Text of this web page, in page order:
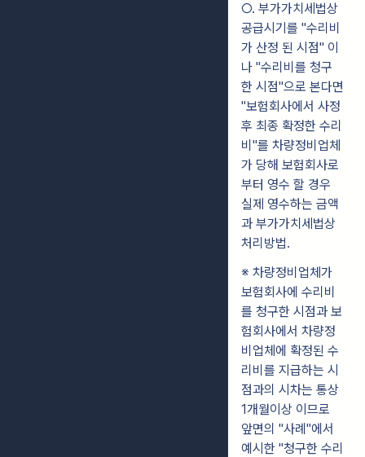
○. 부가가치세법상
공급시기를 "수리비
가 산정 된 시점" 이
나 "수리비를 청구
한 시점"으로 본다면
"보험회사에서 사정
후 최종 확정한 수리
비"를 차량정비업체
가 당해 보험회사로
부터 영수 할 경우
실제 영수하는 금액
과 부가가치세법상
처리방법.
※ 차량정비업체가
보험회사에 수리비
를 청구한 시점과 보
험회사에서 차량정
비업체에 확정된 수
리비를 지급하는 시
점과의 시차는 통상
1개월이상 이므로
앞면의 "사례"에서
예시한 "청구한 수리